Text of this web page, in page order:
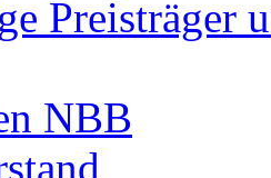
Preisträger
NBB